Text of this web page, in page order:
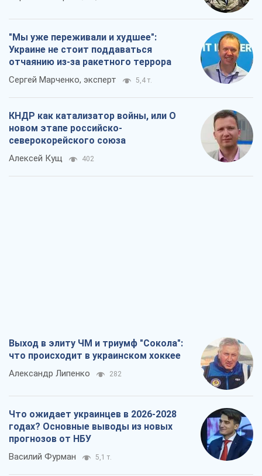
"Мы уже переживали и худшее":
Украине не стоит поддаваться
отчаянию из-за ракетного террора
Сергей Марченко, эксперт 5,4 т.
КНДР как катализатор войны, или О
новом этапе российско-
северокорейского союза
Алексей Кущ 402
Выход в элиту ЧМ и триумф "Сокола":
что происходит в украинском хоккее
Александр Липенко 282
Что ожидает украинцев в 2026-2028
годах? Основные выводы из новых
прогнозов от НБУ
Василий Фурман 5,1 т.